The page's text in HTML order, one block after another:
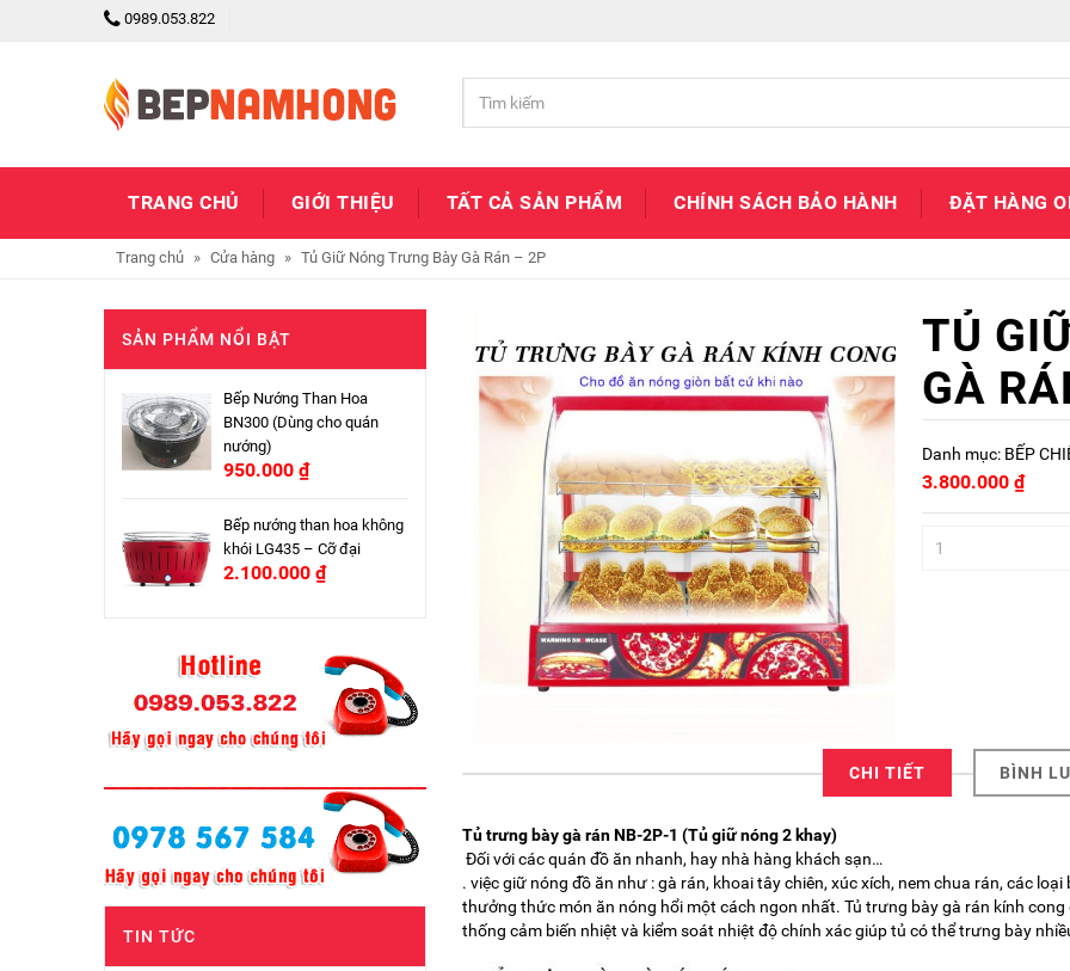
0989.053.822
TRANG CHỦ GIỚI THIỆU TẤT CẢ SẢN PHẨM CHÍNH SÁCH BẢO HÀNH ĐẶT HÀNG
Trang chủ » Cửa hàng » Tủ Giữ Nóng Trưng Bày Gà Rán – 2P
TỦ
GÀ
Danh mục: BẾP
3.800.000 ₫
CHI TIẾT BÌNH
Tủ trưng bày gà rán NB-2P-1 (Tủ giữ nóng 2 khay)
Đối với các quán đồ ăn nhanh, hay nhà hàng khách sạn…
. việc giữ nóng đồ ăn như : gà rán, khoai tây chiên, xúc xích, nem chua rán, các
thưởng thức món ăn nóng hổi một cách ngon nhất. Tủ trưng bày gà rán kính
thống cảm biến nhiệt và kiểm soát nhiệt độ chính xác giúp tủ có thể trưng bày
SẢN PHẨM NỔI BẬT
Bếp Nướng Than Hoa
BN300 (Dùng cho quán
nướng)
950.000 ₫
Bếp nướng than hoa không
khói LG435 – Cỡ đại
2.100.000 ₫
TIN TỨC